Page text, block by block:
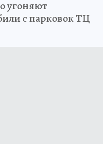
угоняют
с парковок ТЦ